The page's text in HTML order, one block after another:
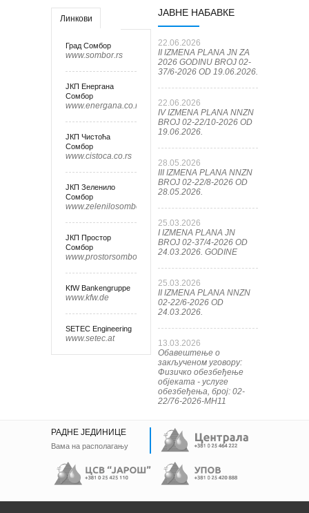
Линкови
Град Сомбор
www.sombor.rs
ЈКП Енергана
Сомбор
www.energana.co.rs
ЈКП Чистоћа
Сомбор
www.cistoca.co.rs
ЈКП Зеленило
Сомбор
www.zelenilosombor.co.rs
ЈКП Простор
Сомбор
www.prostorsombor.rs
KfW Bankengruppe
www.kfw.de
SETEC Engineering
www.setec.at
ЈАВНЕ НАБАВКЕ
22.06.2026
II IZMENA PLANA JN ZA
2026 GODINU BROJ 02-
37/6-2026 OD 19.06.2026.
22.06.2026
IV IZMENA PLANA NNZN
BROJ 02-22/10-2026 OD
19.06.2026.
28.05.2026
III IZMENA PLANA NNZN
BROJ 02-22/8-2026 OD
28.05.2026.
25.03.2026
I IZMENA PLANA JN
BROJ 02-37/4-2026 OD
24.03.2026. GODINE
25.03.2026
II IZMENA PLANA NNZN
02-22/6-2026 OD
24.03.2026.
13.03.2026
Обавештење о
закљученом уговору:
Физичко обезбеђење
објеката - услуге
обезбеђења, број: 02-
22/76-2026-МН11
РАДНЕ ЈЕДИНИЦЕ
Вама на располагању